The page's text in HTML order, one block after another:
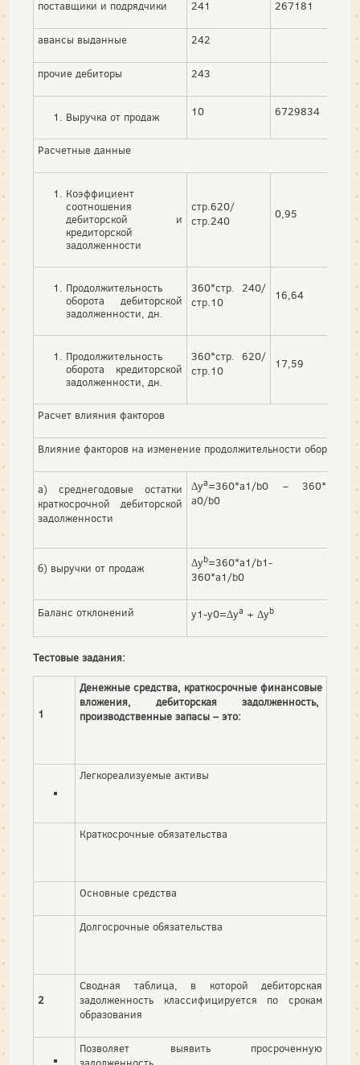
поставщики и подрядчики 241 267181
авансы выданные 242 0,00
прочие дебиторы 243
Выручка от продаж 10 6729834
Расчетные данные
Коэффициент
соотношения
дебиторской и
кредиторской
задолженности
стр.620/
стр.240
0,95
Продолжительность
оборота дебиторской
задолженности, дн.
360*стр. 240/
стр.10
16,64
Продолжительность
оборота кредиторской
задолженности, дн.
360*стр. 620/
стр.10
17,59
Расчет влияния факторов
Влияние факторов на изменение продолжительности оборота
а) среднегодовые остатки
краткосрочной дебиторской
задолженности
Δуа=360*а1/b0 – 360*
а0/b0
б) выручки от продаж Δуb=360*а1/b1-
360*а1/b0
Баланс отклонений у1-у0=Δуа + Δуb
Тестовые задания:
1
Денежные средства, краткосрочные финансовые
вложения, дебиторская задолженность,
производственные запасы – это:
Легкореализуемые активы
Краткосрочные обязательства
Основные средства
Долгосрочные обязательства
2
Сводная таблица, в которой дебиторская
задолженность классифицируется по срокам
образования
Позволяет выявить просроченную